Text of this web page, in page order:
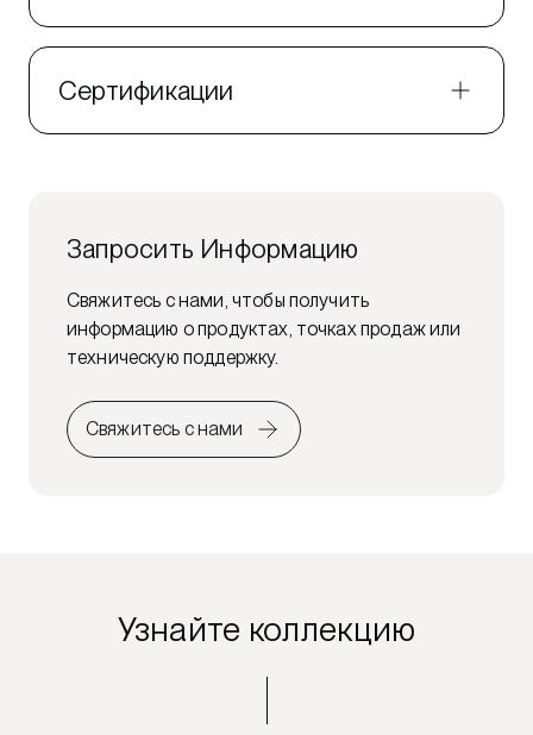
Сертификации
Запросить Информацию
Свяжитесь с нами, чтобы получить
информацию о продуктах, точках продаж или
техническую поддержку.
Свяжитесь с нами
Узнайте коллекцию